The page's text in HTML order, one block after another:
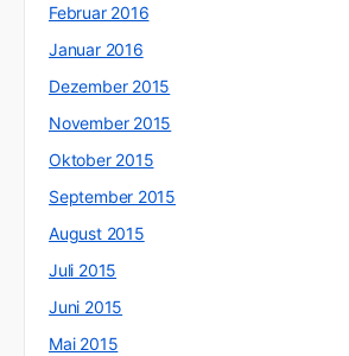
Februar 2016
Januar 2016
Dezember 2015
November 2015
Oktober 2015
September 2015
August 2015
Juli 2015
Juni 2015
Mai 2015